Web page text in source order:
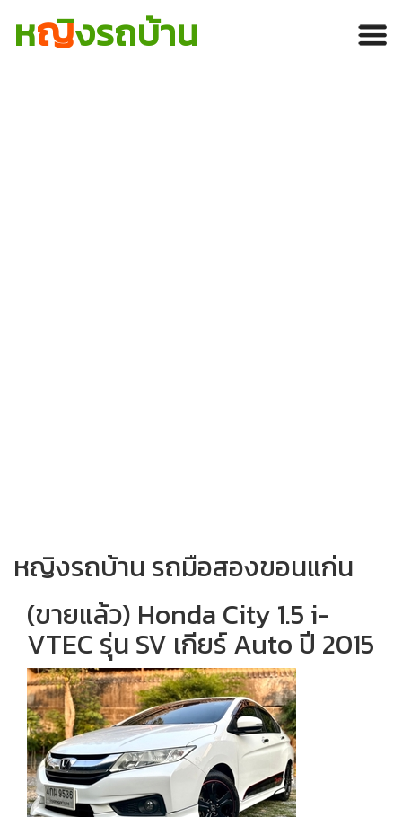
หญิงรถบ้าน
หญิงรถบ้าน รถมือสองขอนแก่น
(ขายแล้ว) Honda City 1.5 i-
VTEC รุ่น SV เกียร์ Auto ปี 2015